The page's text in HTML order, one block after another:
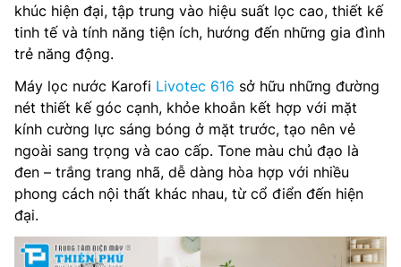
khúc hiện đại, tập trung vào hiệu suất lọc cao, thiết kế
tinh tế và tính năng tiện ích, hướng đến những gia đình
trẻ năng động.
Máy lọc nước Karofi Livotec 616 sở hữu những đường
nét thiết kế góc cạnh, khỏe khoắn kết hợp với mặt
kính cường lực sáng bóng ở mặt trước, tạo nên vẻ
ngoài sang trọng và cao cấp. Tone màu chủ đạo là
đen – trắng trang nhã, dễ dàng hòa hợp với nhiều
phong cách nội thất khác nhau, từ cổ điển đến hiện
đại.